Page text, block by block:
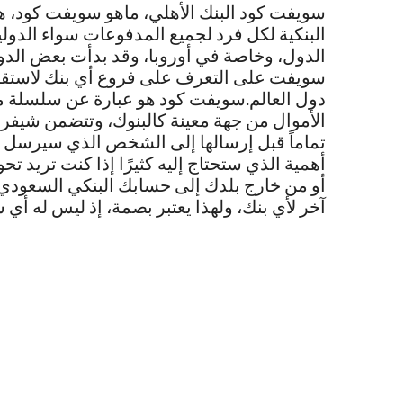
سويفت كود البنك الأهلي، ماهو سويفت كود،
البنكية لكل فرد لجميع المدفوعات سواء
الدول، وخاصة في أوروبا، وقد بدأت بعض
سويفت على التعرف على فروع أي بنك
دول العالم.سويفت كود هو عبارة عن سلسلة
الأموال من جهة معينة كالبنوك، وتتضمن
تماماً قبل إرسالها إلى الشخص الذي سيرسل
أهمية الذي ستحتاج إليه كثيرًا إذا كنت
أو من خارج بلدك إلى حسابك البنكي
آخر لأي بنك، ولهذا يعتبر بصمة، إذ ليس له أي